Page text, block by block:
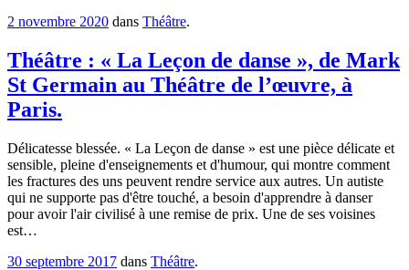
2 novembre 2020 dans Théâtre.
Théâtre : « La Leçon de danse », de Mark
St Germain au Théâtre de l’œuvre, à
Paris.
Délicatesse blessée. « La Leçon de danse » est une pièce délicate et
sensible, pleine d'enseignements et d'humour, qui montre comment
les fractures des uns peuvent rendre service aux autres. Un autiste
qui ne supporte pas d'être touché, a besoin d'apprendre à danser
pour avoir l'air civilisé à une remise de prix. Une de ses voisines
est…
30 septembre 2017 dans Théâtre.